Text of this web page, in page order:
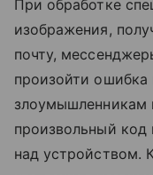
При обработке
изображения,
почту,
произойти ошибка
злоумышленникам
произвольный код
над устройством.